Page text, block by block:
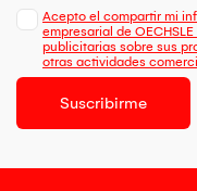
Acepto el compartir mi
empresarial de
publicitarias sobre sus
otras actividades
Suscribirme